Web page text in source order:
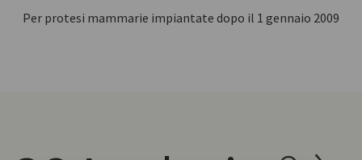
Per protesi mammarie impiantate dopo il 1 gennaio 2009